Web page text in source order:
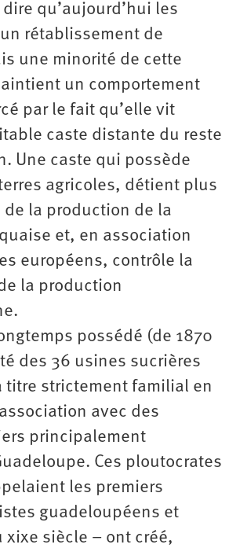
qu’aujourd’hui les
rétablissement de
une minorité de cette
un comportement
par le fait qu’elle vit
caste distante du reste
Une caste qui possède
agricoles, détient plus
la production de la
et, en association
européens, contrôle la
la production
possédé (de 1870
des 36 usines sucrières
titre strictement familial en
avec des
principalement
Ces ploutocrates
les premiers
guadeloupéens et
siècle – ont créé,